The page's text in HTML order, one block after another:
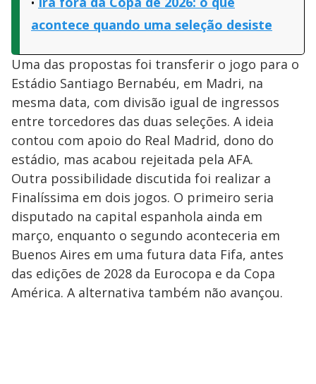
acontece quando uma seleção desiste
Uma das propostas foi transferir o jogo para o
Estádio Santiago Bernabéu, em Madri, na
mesma data, com divisão igual de ingressos
entre torcedores das duas seleções. A ideia
contou com apoio do Real Madrid, dono do
estádio, mas acabou rejeitada pela AFA.
Outra possibilidade discutida foi realizar a
Finalíssima em dois jogos. O primeiro seria
disputado na capital espanhola ainda em
março, enquanto o segundo aconteceria em
Buenos Aires em uma futura data Fifa, antes
das edições de 2028 da Eurocopa e da Copa
América. A alternativa também não avançou.